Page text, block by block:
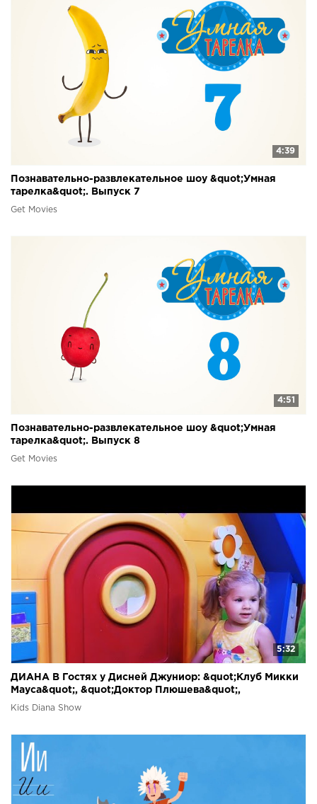
4:39
Познавательно-развлекательное шоу &quot;Умная
тарелка&quot;. Выпуск 7
Get Movies
4:51
Познавательно-развлекательное шоу &quot;Умная
тарелка&quot;. Выпуск 8
Get Movies
5:32
ДИАНА В Гостях у Дисней Джуниор: &quot;Клуб Микки
Мауса&quot;, &quot;Доктор Плюшева&quot;,
&quot;Принцессы Диснея&quot;
Kids Diana Show